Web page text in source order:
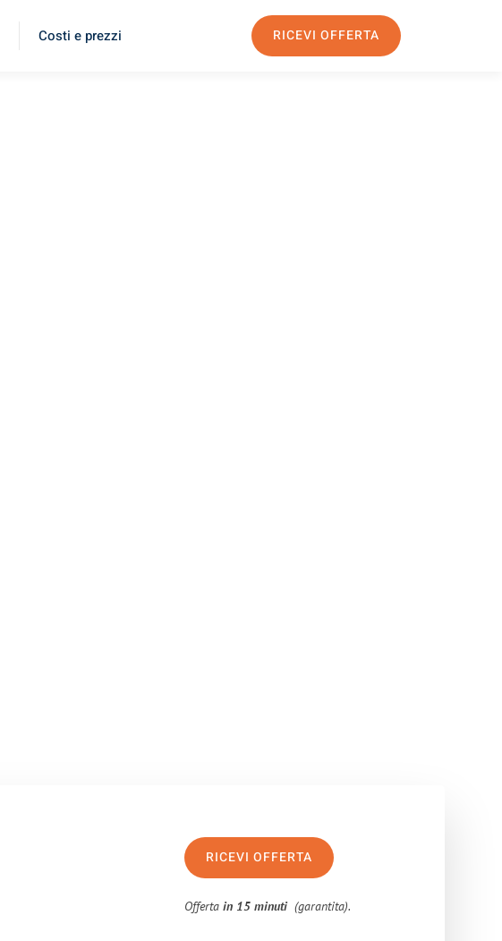
Costi e prezzi RICEVI OFFERTA
RICEVI OFFERTA
Offertain 15 minuti (garantita).